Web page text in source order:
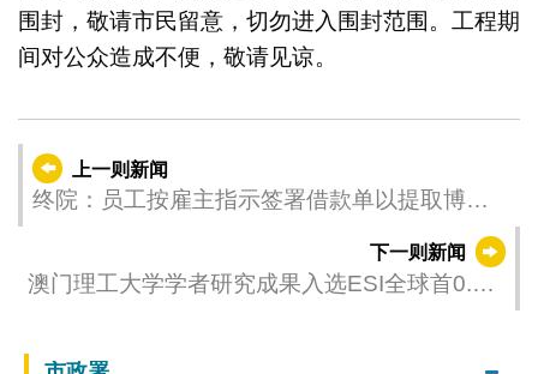
围封，敬请市民留意，切勿进入围封范围。工程期
间对公众造成不便，敬请见谅。
上一则新闻
终院：员工按雇主指示签署借款单以提取博彩
下一则新闻
澳门理工大学学者研究成果入选ESI全球首0.1%